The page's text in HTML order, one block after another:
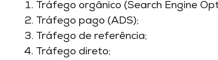
Tráfego orgânico (Search Engine
Tráfego pago (ADS);
Tráfego de referência;
Tráfego direto;